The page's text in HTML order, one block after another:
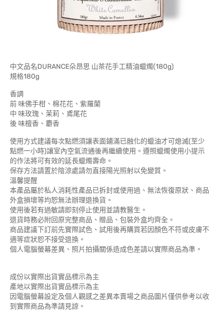
中文品名DURANCE朵昂思 山茶花手工精油蠟燭(180g)
規格180g
香調
前 味佛手柑、棉花花、紫羅蘭
中 味玫瑰、茉莉、鳶尾花
後 味檀香、麝香
使用方式建議每次點燃須讓表面鋪滿已融化的蠟油才可熄滅(至少
點燃一小時)讓室內空氣流通後再繼續使用。遵照蠟燭使用小提示
的作法將可有效的延長蠟燭壽命。
保存方法請置於陰涼處請勿直接陽光照射以免變質。
溫馨提醒
本產品屬於私人消耗性產品已拆封或使用過、無法恢復原狀、商品
外盒損壞等均恕無法辦理退換貨。
使用後若有過敏請即刻停止使用並請教醫生。
退貨時務必附回原完整商品、贈品、包裝外盒均齊全。
商品建議下訂前先實際試色、試用後再購買若因顏色不符或皮膚不
適等症狀恕不接受退換。
個人電腦螢幕差異、照片拍攝關係造成色差請以實際商品為準。
成份以實際出貨實品標示為主
產地以實際出貨實品標示為主
因電腦螢幕設定及個人觀感之差異本賣場之商品圖片僅供參考以收
到實際商品為準請見諒。